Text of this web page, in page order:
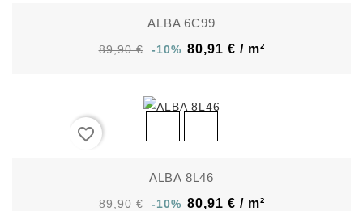
ALBA 6C99
89,90 € -10% 80,91 € / m²
favorite_border
ALBA 8L46
89,90 € -10% 80,91 € / m²